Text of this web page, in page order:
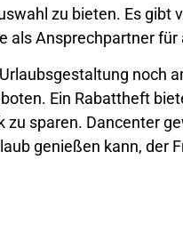
zu bieten. Es
Ansprechpartner
noch
Ein Rabattheft
sparen. Dancenter
genießen kann, der